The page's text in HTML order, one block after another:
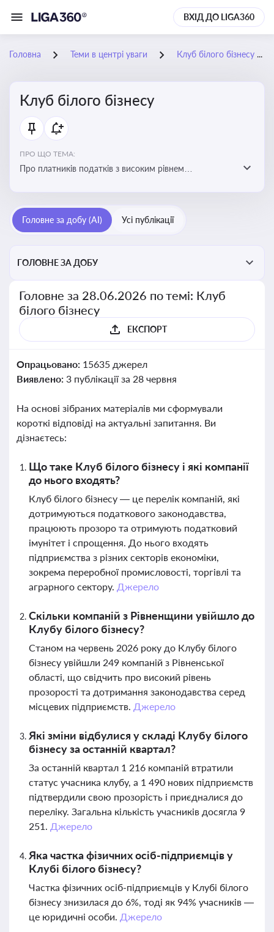
ВХІД ДО LIGA360
Головна Теми в центрі уваги Клуб білого бізнесу
Клуб білого бізнесу
ПРО ЩО ТЕМА:
Про платників податків з високим рівнем
Головне за добу (AI) Усі публікації
ГОЛОВНЕ ЗА ДОБУ
Головне за 28.06.2026 по темі: Клуб
білого бізнесу
ЕКСПОРТ
Опрацьовано: 15635 джерел
Виявлено: 3 публікації за 28 червня
На основі зібраних матеріалів ми сформували
короткі відповіді на актуальні запитання. Ви
дізнаєтесь:
Що таке Клуб білого бізнесу і які компанії
до нього входять?
Клуб білого бізнесу — це перелік компаній, які
дотримуються податкового законодавства,
працюють прозоро та отримують податковий
імунітет і спрощення. До нього входять
підприємства з різних секторів економіки,
зокрема переробної промисловості, торгівлі та
аграрного сектору. Джерело
Скільки компаній з Рівненщини увійшло до
Клубу білого бізнесу?
Станом на червень 2026 року до Клубу білого
бізнесу увійшли 249 компаній з Рівненської
області, що свідчить про високий рівень
прозорості та дотримання законодавства серед
місцевих підприємств. Джерело
Які зміни відбулися у складі Клубу білого
бізнесу за останній квартал?
За останній квартал 1 216 компаній втратили
статус учасника клубу, а 1 490 нових підприємств
підтвердили свою прозорість і приєдналися до
переліку. Загальна кількість учасників досягла 9
251. Джерело
Яка частка фізичних осіб-підприємців у
Клубі білого бізнесу?
Частка фізичних осіб-підприємців у Клубі білого
бізнесу знизилася до 6%, тоді як 94% учасників —
це юридичні особи. Джерело